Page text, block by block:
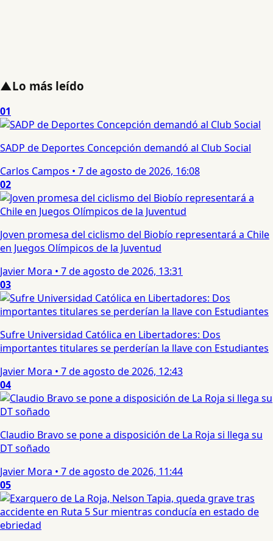
▲Lo más leído
01
SADP de Deportes Concepción demandó al Club Social
Carlos Campos • 7 de agosto de 2026, 16:08
02
Joven promesa del ciclismo del Biobío representará a Chile
en Juegos Olímpicos de la Juventud
Javier Mora • 7 de agosto de 2026, 13:31
03
Sufre Universidad Católica en Libertadores: Dos
importantes titulares se perderían la llave con Estudiantes
Javier Mora • 7 de agosto de 2026, 12:43
04
Claudio Bravo se pone a disposición de La Roja si llega su
DT soñado
Javier Mora • 7 de agosto de 2026, 11:44
05